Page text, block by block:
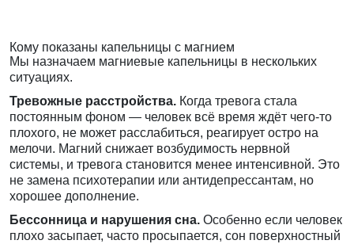
Кому показаны капельницы с магнием
Мы назначаем магниевые капельницы в нескольких
ситуациях.
Тревожные расстройства. Когда тревога стала
постоянным фоном — человек всё время ждёт чего-то
плохого, не может расслабиться, реагирует остро на
мелочи. Магний снижает возбудимость нервной
системы, и тревога становится менее интенсивной. Это
не замена психотерапии или антидепрессантам, но
хорошее дополнение.
Бессонница и нарушения сна. Особенно если человек
плохо засыпает, часто просыпается, сон поверхностный